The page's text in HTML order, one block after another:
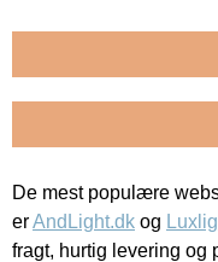
De mest populære
erAndLight.dk og
fragt, hurtig levering og